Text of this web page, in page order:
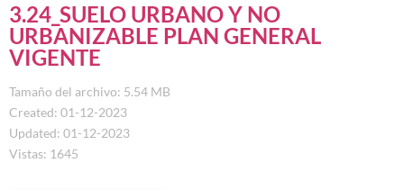
3.24_SUELO URBANO Y NO
URBANIZABLE PLAN GENERAL
VIGENTE
Tamaño del archivo: 5.54 MB
Created: 01-12-2023
Updated: 01-12-2023
Vistas: 1645